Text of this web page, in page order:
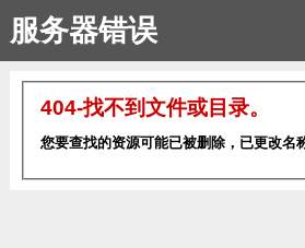
服务器错误
404-找不到文件或目录。
您要查找的资源可能已被删除，已更改名